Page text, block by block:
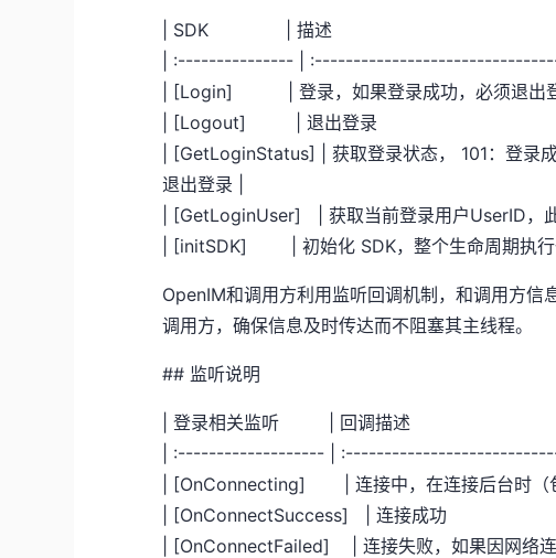
| SDK | 描
| :--------------- |
| [Login] | 登录，如果登录成功，必须退
| [Logout] | 退出
| [GetLoginStatus] | 获取登录状态， 101：登
退出登录 |
| [GetLoginUser] | 获取当前登录用户
| [initSDK] | 初始化 SDK，整个生命周期执
OpenIM和调用方利用监听回调机制，和调用方
调用方，确保信息及时传达而不阻塞其主线程。
## 监听说明
| 登录相关监听 | 回
| :------------------- |
| [OnConnecting] | 连接中，在连接
| [OnConnectSuccess]
| [OnConnectFailed] | 连接失败，如果因网